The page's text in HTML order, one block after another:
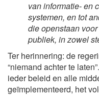
van informatie- en
systemen, en tot
die openstaan
publiek, in zowel
Ter herinnering: de
“niemand achter te
ieder beleid en alle
geïmplementeerd, het